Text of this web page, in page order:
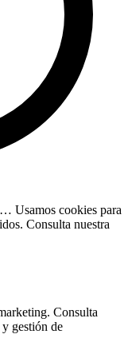
Usamos cookies para
Consulta nuestra
Consulta
y gestión de